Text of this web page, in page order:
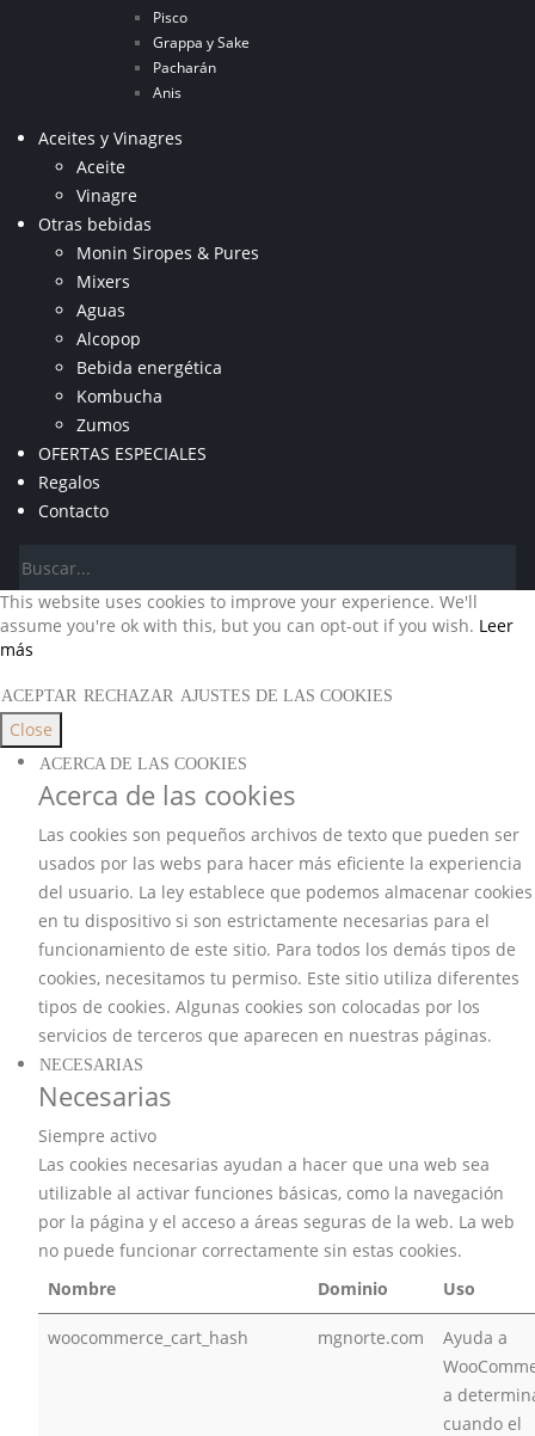
Pisco
Grappa y Sake
Pacharán
Anis
Aceites y Vinagres
Aceite
Vinagre
Otras bebidas
Monin Siropes & Pures
Mixers
Aguas
Alcopop
Bebida energética
Kombucha
Zumos
OFERTAS ESPECIALES
Regalos
Contacto
This website uses cookies to improve your experience. We'll
assume you're ok with this, but you can opt-out if you wish. Leer
más
ACEPTAR RECHAZAR AJUSTES DE LAS COOKIES
Close
ACERCA DE LAS COOKIES
Acerca de las cookies
Las cookies son pequeños archivos de texto que pueden ser
usados por las webs para hacer más eficiente la experiencia
del usuario. La ley establece que podemos almacenar cookies
en tu dispositivo si son estrictamente necesarias para el
funcionamiento de este sitio. Para todos los demás tipos de
cookies, necesitamos tu permiso. Este sitio utiliza diferentes
tipos de cookies. Algunas cookies son colocadas por los
servicios de terceros que aparecen en nuestras páginas.
NECESARIAS
Necesarias
Siempre activo
Las cookies necesarias ayudan a hacer que una web sea
utilizable al activar funciones básicas, como la navegación
por la página y el acceso a áreas seguras de la web. La web
no puede funcionar correctamente sin estas cookies.
Nombre
Dominio Uso
woocommerce_cart_hash mgnorte.com
Ayuda a
a
cuando el